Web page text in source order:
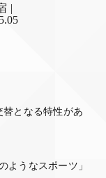
|
となる特性があ
ようなスポーツ」